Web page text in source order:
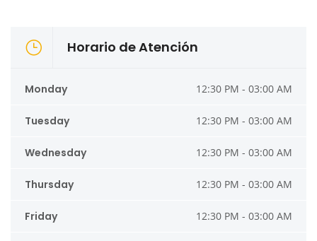
Horario de Atención
Monday 12:30 PM - 03:00 AM
Tuesday 12:30 PM - 03:00 AM
Wednesday 12:30 PM - 03:00 AM
Thursday 12:30 PM - 03:00 AM
Friday 12:30 PM - 03:00 AM